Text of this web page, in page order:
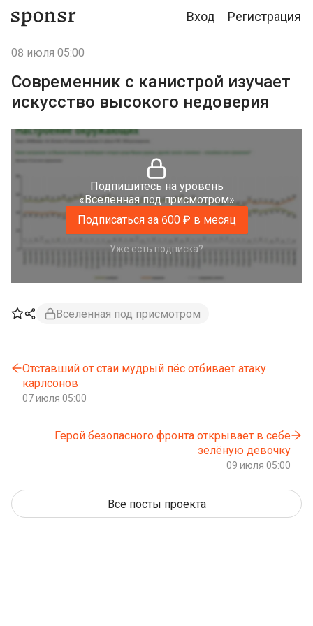
Вход Регистрация
08 июля 05:00
Современник с канистрой изучает
искусство высокого недоверия
Подпишитесь на уровень
«Вселенная под присмотром»
Подписаться за 600 ₽ в месяц
Уже есть подписка?
Вселенная под присмотром
Отставший от стаи мудрый пёс отбивает атаку
карлсонов
07 июля 05:00
Герой безопасного фронта открывает в себе
зелёную девочку
09 июля 05:00
Все посты проекта